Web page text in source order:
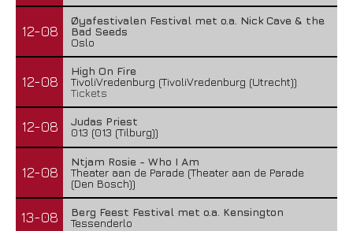
12-08
Øyafestivalen Festival met o.a. Nick Cave & the
Bad Seeds
Oslo
12-08
High On Fire
TivoliVredenburg (TivoliVredenburg (Utrecht))
Tickets
12-08
Judas Priest
013 (013 (Tilburg))
12-08
Ntjam Rosie - Who I Am
Theater aan de Parade (Theater aan de Parade
(Den Bosch))
13-08
Berg Feest Festival met o.a. Kensington
Tessenderlo